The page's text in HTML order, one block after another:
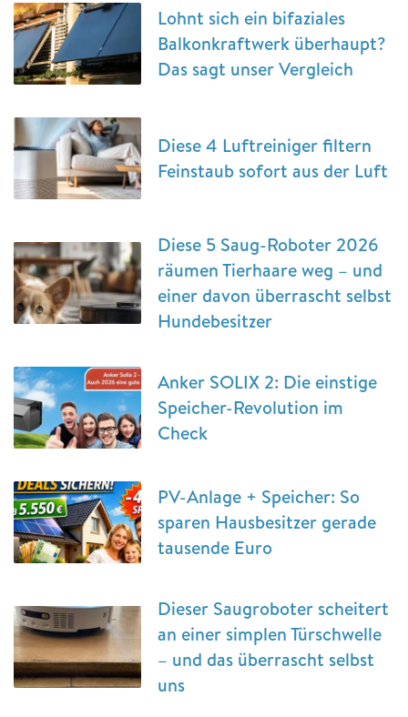
Lohnt sich ein bifaziales
Balkonkraftwerk überhaupt?
Das sagt unser Vergleich
Diese 4 Luftreiniger filtern
Feinstaub sofort aus der Luft
Diese 5 Saug-Roboter 2026
räumen Tierhaare weg – und
einer davon überrascht selbst
Hundebesitzer
Anker SOLIX 2: Die einstige
Speicher-Revolution im
Check
PV-Anlage + Speicher: So
sparen Hausbesitzer gerade
tausende Euro
Dieser Saugroboter scheitert
an einer simplen Türschwelle
– und das überrascht selbst
uns